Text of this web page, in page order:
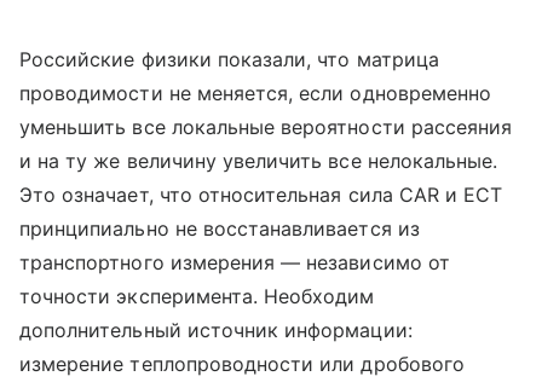
Российские физики показали, что матрица
проводимости не меняется, если одновременно
уменьшить все локальные вероятности рассеяния
и на ту же величину увеличить все нелокальные.
Это означает, что относительная сила CAR и ECT
принципиально не восстанавливается из
транспортного измерения — независимо от
точности эксперимента. Необходим
дополнительный источник информации:
измерение теплопроводности или дробового